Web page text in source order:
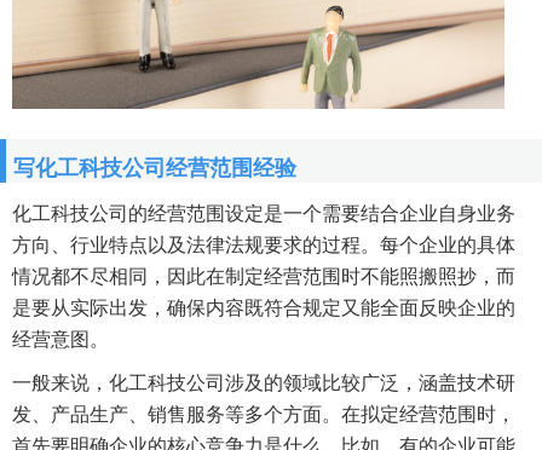
写化工科技公司经营范围经验
化工科技公司的经营范围设定是一个需要结合企业自身业务
方向、行业特点以及法律法规要求的过程。每个企业的具体
情况都不尽相同，因此在制定经营范围时不能照搬照抄，而
是要从实际出发，确保内容既符合规定又能全面反映企业的
经营意图。
一般来说，化工科技公司涉及的领域比较广泛，涵盖技术研
发、产品生产、销售服务等多个方面。在拟定经营范围时，
首先要明确企业的核心竞争力是什么。比如，有的企业可能